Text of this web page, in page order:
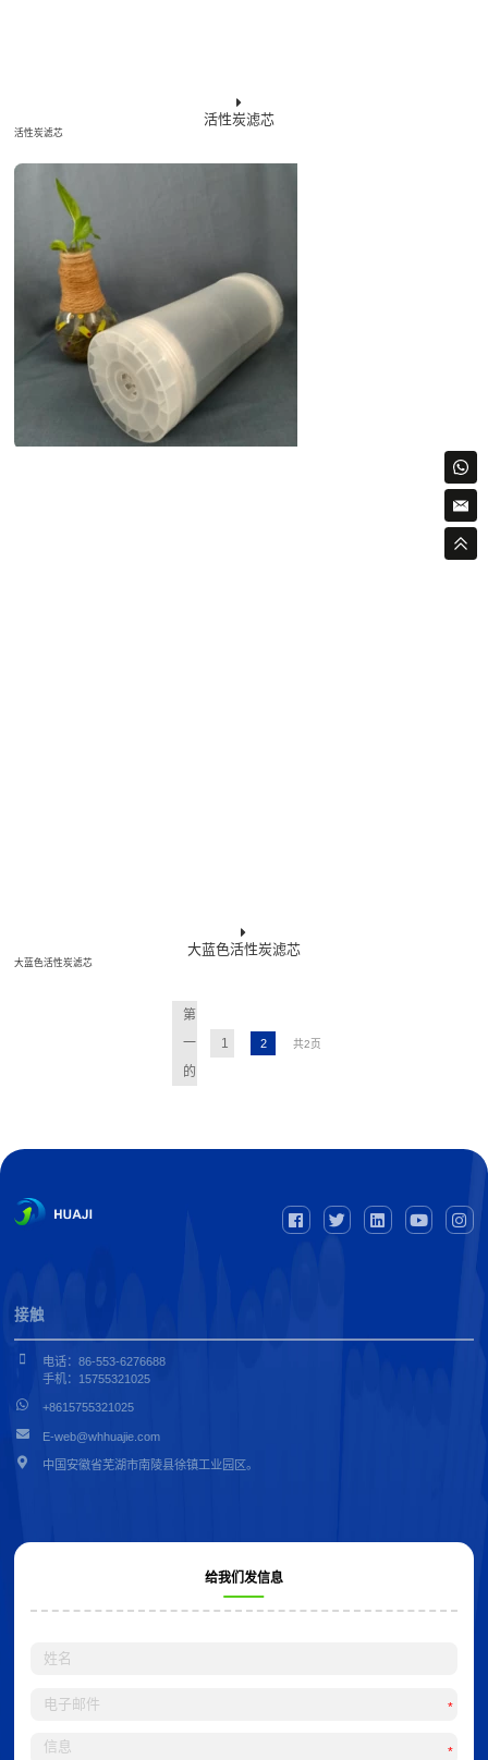
活性炭滤芯
活性炭滤芯
大蓝色活性炭滤芯
大蓝色活性炭滤芯
第
一
的
1 2 共2页
接触
电话：86-553-6276688
手机：15755321025
+8615755321025
E-web@whhuajie.com
中国安徽省芜湖市南陵县徐镇工业园区。
给我们发信息
*
*